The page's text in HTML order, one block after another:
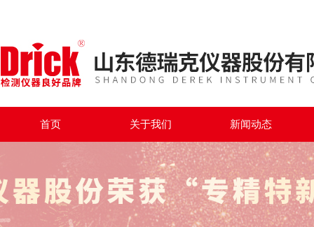
首页 关于我们 新闻动态